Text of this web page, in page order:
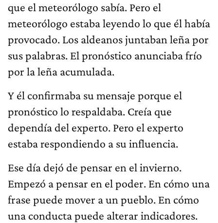
que el meteorólogo sabía. Pero el
meteorólogo estaba leyendo lo que él había
provocado. Los aldeanos juntaban leña por
sus palabras. El pronóstico anunciaba frío
por la leña acumulada.
Y él confirmaba su mensaje porque el
pronóstico lo respaldaba. Creía que
dependía del experto. Pero el experto
estaba respondiendo a su influencia.
Ese día dejó de pensar en el invierno.
Empezó a pensar en el poder. En cómo una
frase puede mover a un pueblo. En cómo
una conducta puede alterar indicadores.